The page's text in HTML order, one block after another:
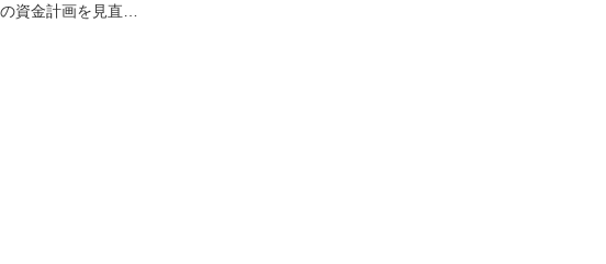
資金計画を見直…